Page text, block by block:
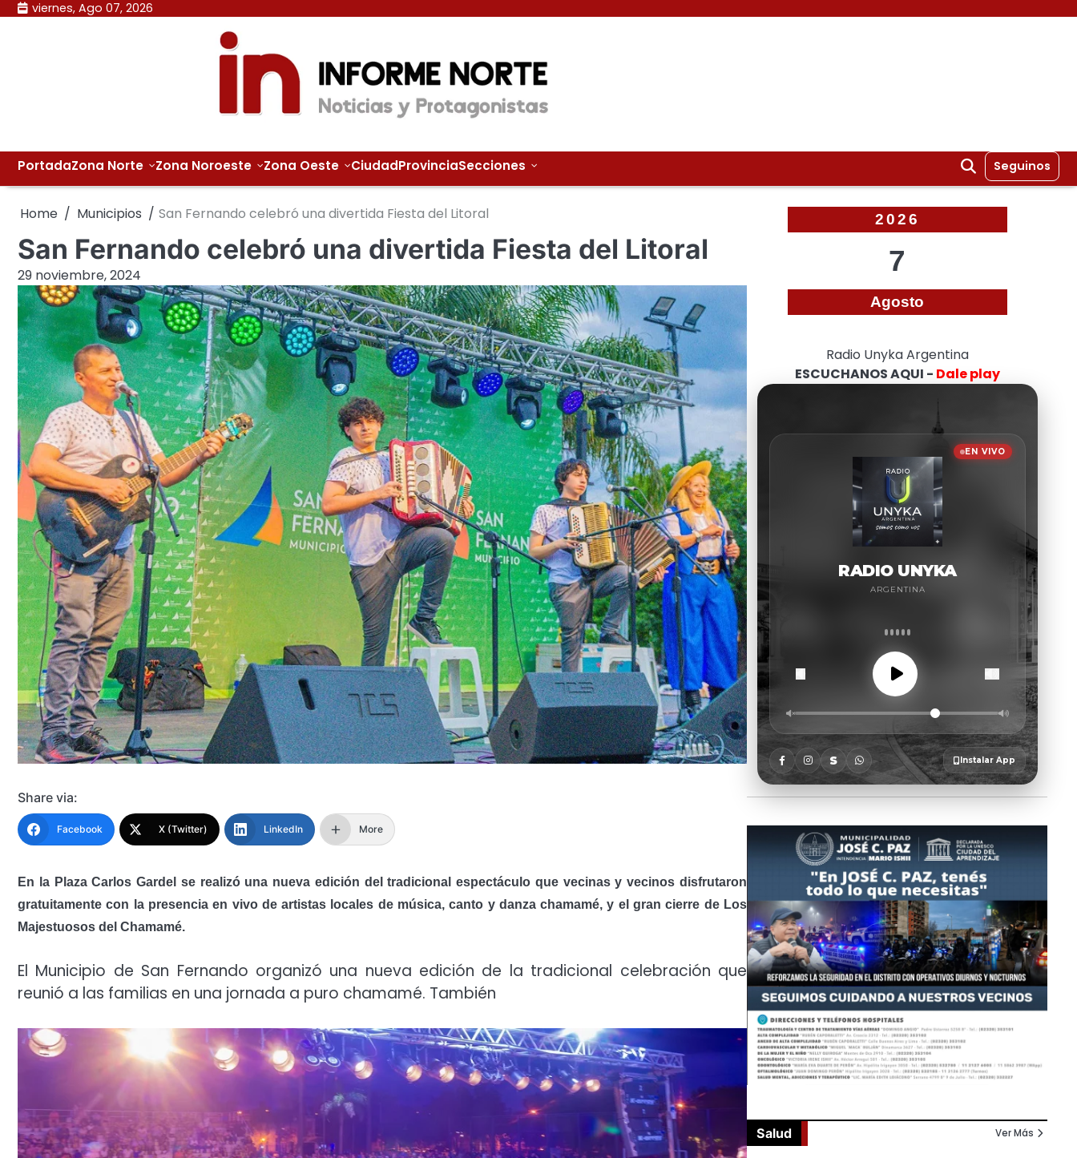
Skip viernes, Ago 07, 2026
PortadaZona Norte Zona Noroeste Zona Oeste CiudadProvinciaSecciones Seguinos
Home Municipios San Fernando celebró una divertida Fiesta del Litoral
San Fernando celebró una divertida Fiesta del Litoral
29 noviembre, 2024
Share via:
Facebook X (Twitter) LinkedIn More
En la Plaza Carlos Gardel se realizó una nueva edición del tradicional espectáculo que vecinas y vecinos disfrutaron
gratuitamente con la presencia en vivo de artistas locales de música, canto y danza chamamé, y el gran cierre de Los
Majestuosos del Chamamé.
El Municipio de San Fernando organizó una nueva edición de la tradicional celebración que
reunió a las familias en una jornada a puro chamamé. También
2026
7
Agosto
Radio Unyka Argentina
ESCUCHANOS AQUI - Dale play
Salud Ver Más